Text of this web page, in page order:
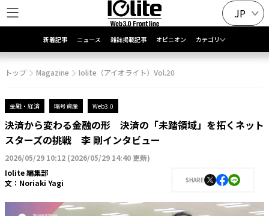
JP
新着記事 ニュース 雑誌掲載記事 オピニオン カテゴリ
トップ Magazine Iolite（アイオライト）Vol.20
金融・経済 暗号資産 Web3.0
決済から変わる金融の形 決済の「未踏領域」を拓くネット
スターズの挑戦 李 剛インタビュー
2026/05/29 10:12 (2026/05/29 14:40 更新)
Iolite 編集部
文： Noriaki Yagi SHARE